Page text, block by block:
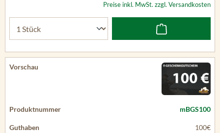
Preise inkl. MwSt. zzgl. Versandkosten
mBGS100
100€